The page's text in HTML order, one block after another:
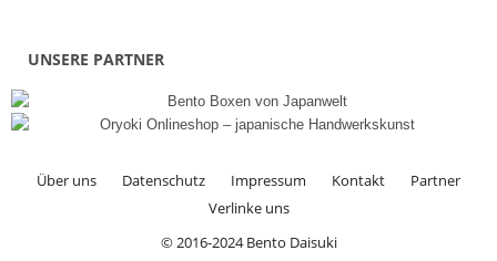
UNSERE PARTNER
Über uns Datenschutz Impressum Kontakt
Partner
Verlinke uns
© 2016-2024 Bento Daisuki